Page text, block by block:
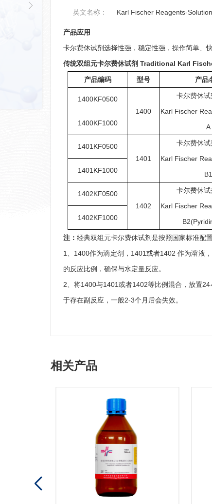
英文名称： Karl Fischer Reagents-
产品应用
卡尔费休试剂选择性强，稳定性强，操作简单、
传统双组元卡尔费休试剂 Traditional Karl
产品编码 型号 产品
1400KF0500
1400
卡尔费休
Karl Fischer
A
1400KF1000
1401KF0500
1401
卡尔费休
Karl Fischer
B1
1401KF1000
1402KF0500
1402
卡尔费休
Karl Fischer
1402KF1000
注： 经典双组元卡尔费休试剂是按照国家标准配
1、1400作为滴定剂，1401或者1402 作为溶液
的反应比例，确保与水定量反应。
2、将1400与1401或者1402等比例混合，放置
于存在副反应，一般2-3个月后会失效。
相关产品